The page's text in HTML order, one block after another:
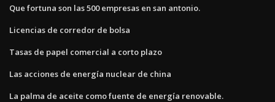
Que fortuna son las 500 empresas en san antonio.
Licencias de corredor de bolsa
Tasas de papel comercial a corto plazo
Las acciones de energía nuclear de china
La palma de aceite como fuente de energía renovable.